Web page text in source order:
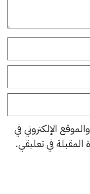
الإلكتروني في
في تعليقي.